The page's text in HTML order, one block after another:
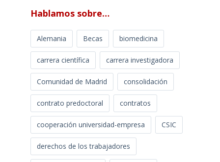
Hablamos sobre…
Alemania Becas biomedicina
carrera científica carrera investigadora
Comunidad de Madrid consolidación
contrato predoctoral contratos
cooperación universidad-empresa CSIC
derechos de los trabajadores